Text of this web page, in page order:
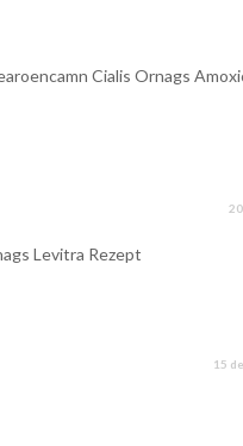
Cialis Ornags
Levitra Rezept
15